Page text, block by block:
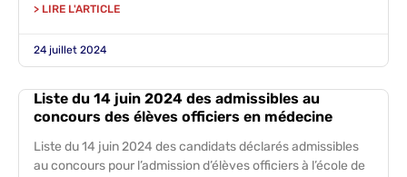
> LIRE L'ARTICLE
24 juillet 2024
Liste du 14 juin 2024 des admissibles au
concours des élèves officiers en médecine
Liste du 14 juin 2024 des candidats déclarés admissibles
au concours pour l’admission d’élèves officiers à l’école de